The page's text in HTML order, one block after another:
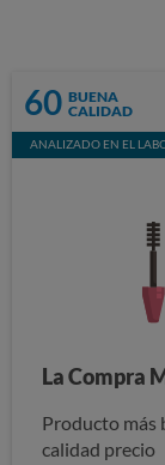
60 BUENA
CALIDAD
ANALIZADO EN EL
La Compra
Producto más
calidad precio